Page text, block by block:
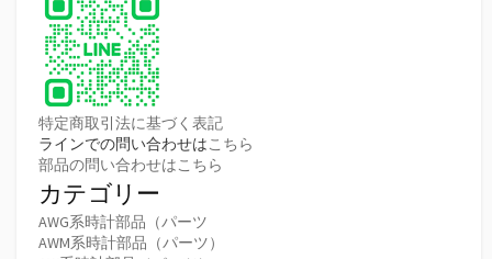
特定商取引法に基づく表記
ラインでの問い合わせはこちら
部品の問い合わせはこちら
カテゴリー
AWG系時計部品（パーツ
AWM系時計部品（パーツ）